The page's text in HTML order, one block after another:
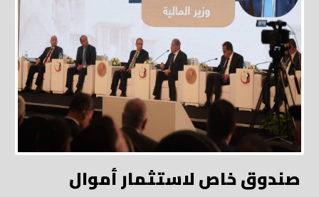
صندوق خاص لاستثمار أموال